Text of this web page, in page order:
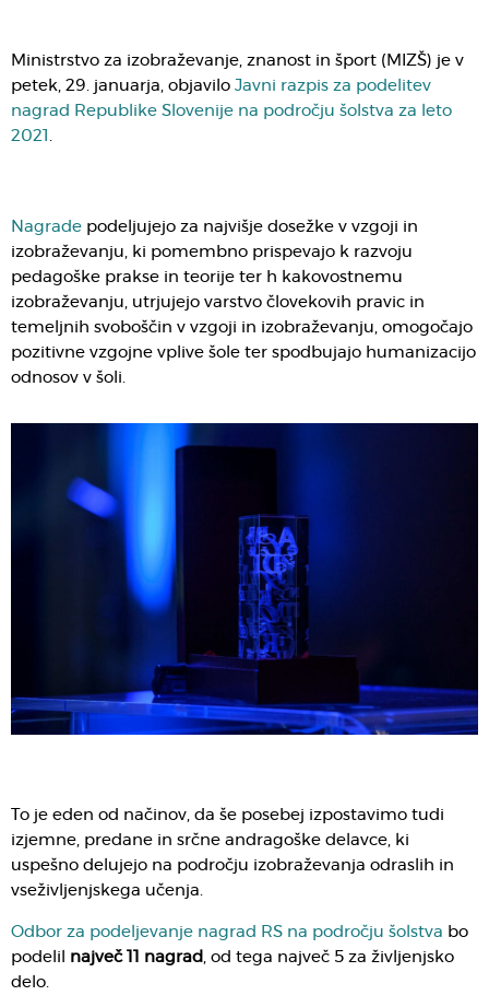
Ministrstvo za izobraževanje, znanost in šport (MIZŠ) je v
petek, 29. januarja, objavilo Javni razpis za podelitev
nagrad Republike Slovenije na področju šolstva za leto
2021 .
Nagrade podeljujejo za najvišje dosežke v vzgoji in
izobraževanju, ki pomembno prispevajo k razvoju
pedagoške prakse in teorije ter h kakovostnemu
izobraževanju, utrjujejo varstvo človekovih pravic in
temeljnih svoboščin v vzgoji in izobraževanju, omogočajo
pozitivne vzgojne vplive šole ter spodbujajo humanizacijo
odnosov v šoli.
To je eden od načinov, da še posebej izpostavimo tudi
izjemne, predane in srčne andragoške delavce, ki
uspešno delujejo na področju izobraževanja odraslih in
vseživljenjskega učenja.
Odbor za podeljevanje nagrad RS na področju šolstva bo
podelil največ 11 nagrad, od tega največ 5 za življenjsko
delo.